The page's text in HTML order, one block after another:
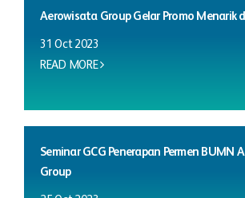
Aerowisata Group Gelar Promo Menarik
31 Oct 2023
READ MORE
Seminar GCG Penerapan Permen BUMN
Group